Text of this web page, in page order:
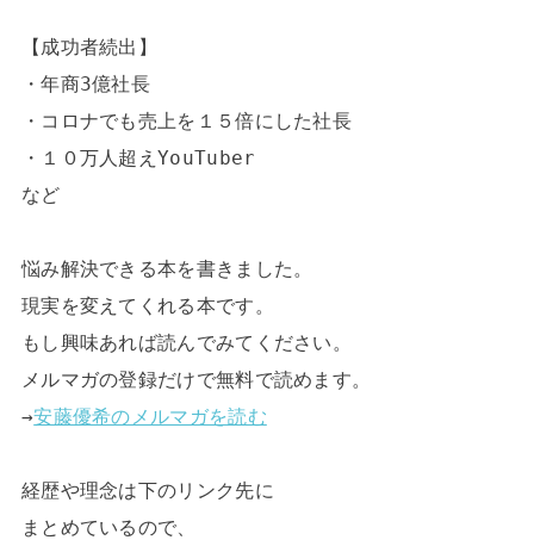
【成功者続出】
・年商3億社長
・コロナでも売上を１５倍にした社長
・１０万人超えYouTuber
など
悩み解決できる本を書きました。
現実を変えてくれる本です。
もし興味あれば読んでみてください。
メルマガの登録だけで無料で読めます。
→安藤優希のメルマガを読む
経歴や理念は下のリンク先に
まとめているので、